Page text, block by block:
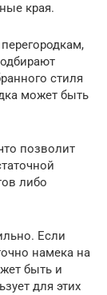
края.
стиля
может быть
позволит
либо
Если
намека на
быть и
для этих